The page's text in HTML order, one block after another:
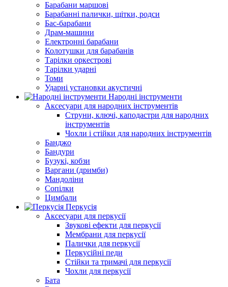
Барабани маршові
Барабанні палички, щітки, родси
Бас-барабани
Драм-машини
Електронні барабани
Колотушки для барабанів
Тарілки оркестрові
Тарілки ударні
Томи
Ударні установки акустичні
Народні інструменти
Аксесуари для народних інструментів
Струни, ключі, каподастри для народних
інструментів
Чохли і стійки для народних інструментів
Банджо
Бандури
Бузукі, кобзи
Варгани (дримби)
Мандоліни
Сопілки
Цимбали
Перкусія
Аксесуари для перкусії
Звукові ефекти для перкусії
Мембрани для перкусії
Палички для перкусії
Перкусійні педи
Стійки та тримачі для перкусії
Чохли для перкусії
Бата